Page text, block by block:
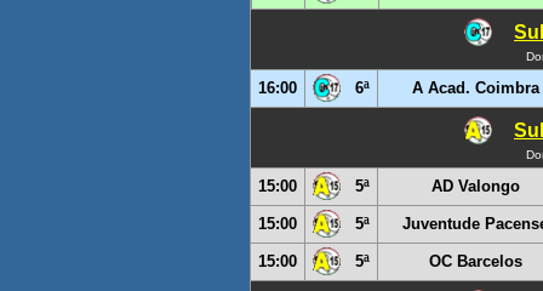
16:00 6ª A Acad. Coimbra
15:00 5ª AD Valongo
15:00 5ª Juventude
15:00 5ª OC Barcelos